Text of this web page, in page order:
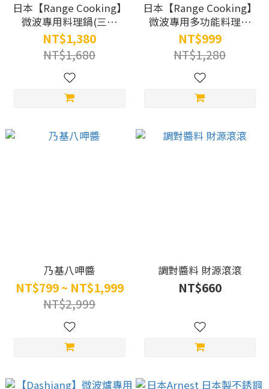
日本【Range Cooking】
微波專用料理鍋(三件
組)SA036
NT$1,380
NT$1,680
日本【Range Cooking】
微波專用多功能料理盒
SA035
NT$999
NT$1,280
乃基八呷醬
NT$799 ~ NT$1,999
NT$2,999
調對醬料 財源滾滾
NT$660